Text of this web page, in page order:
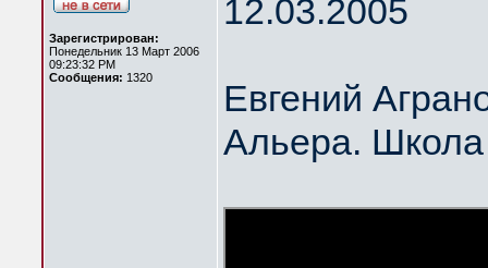
Зарегистрирован:
Понедельник 13 Март 2006
09:23:32 PM
Сообщения: 1320
12.03.2005
Евгений
Альера. Школа